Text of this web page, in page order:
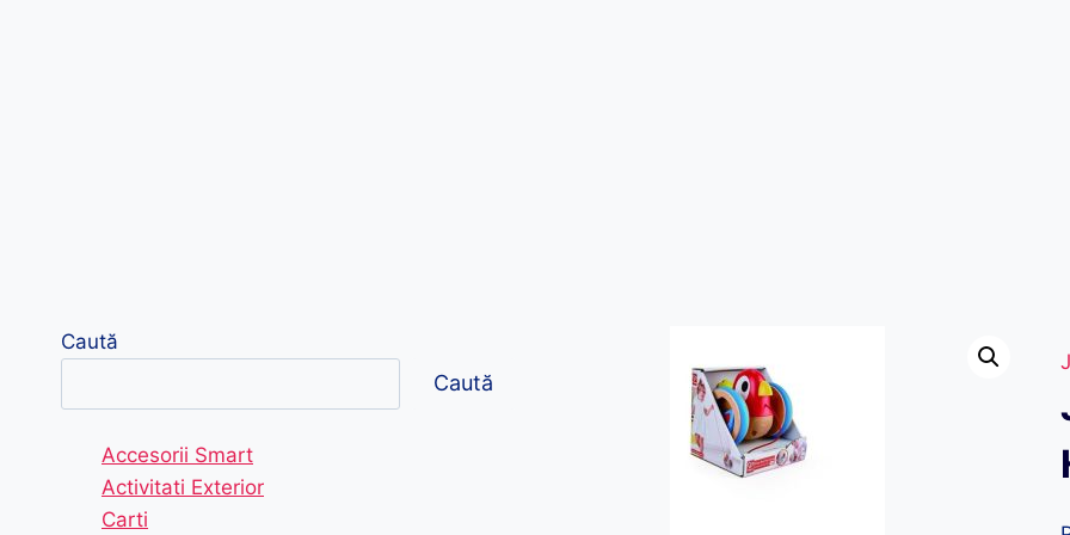
Caută
Caută
Accesorii Smart
Activitati Exterior
Carti